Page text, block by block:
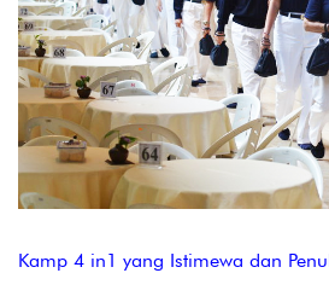
Kamp 4 in1 yang Istimewa dan